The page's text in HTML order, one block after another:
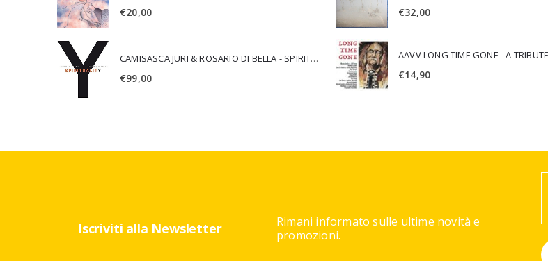
€20,00
CAMISASCA JURI & ROSARIO DI BELLA - SPIRITUALITY
€99,00
€32,00
€14,90
Iscriviti alla Newsletter
Rimani informato sulle ultime novità e
promozioni.